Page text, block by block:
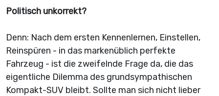
Politisch unkorrekt?
Denn: Nach dem ersten Kennenlernen, Einstellen,
Reinspüren - in das markenüblich perfekte
Fahrzeug - ist die zweifelnde Frage da, die das
eigentliche Dilemma des grundsympathischen
Kompakt-SUV bleibt. Sollte man sich nicht lieber